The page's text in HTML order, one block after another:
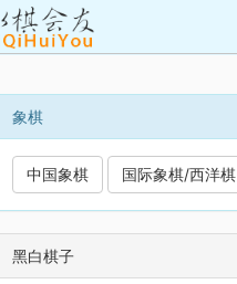
象棋
中国象棋 国际象棋/西洋棋
黑白棋子